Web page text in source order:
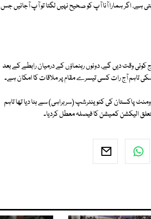
ہے، اگر ہمارا آنا آپ کو صحیح نہیں لگتا تو آپ آجائیں جس
کوئی وقت دیں گے، دونوں رہنماؤں کے درمیان رابطے کے بعد
تاہم آج رات کسی تیسرے مقام پر ملاقات کا امکان ہے۔
پاکستان کی کنوینئرشپ (سربراہی) سے ہٹا دیا تھا تاہم
الیکشن کمیشن کا فیصلہ معطل کردیا۔